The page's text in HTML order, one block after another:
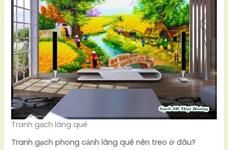
Tranh gạch làng quê
Tranh gạch phong cảnh làng quê nên treo ở đâu?